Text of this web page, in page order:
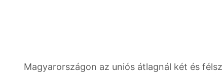
Magyarországon az uniós átlagnál két és